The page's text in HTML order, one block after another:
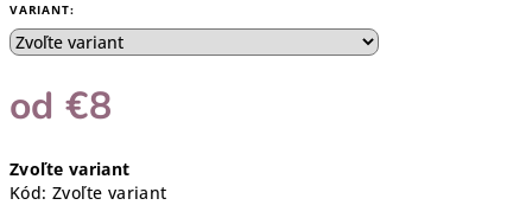
VARIANT:
od€8
cena:
Zvoľte variant
Kód: Zvoľte variant